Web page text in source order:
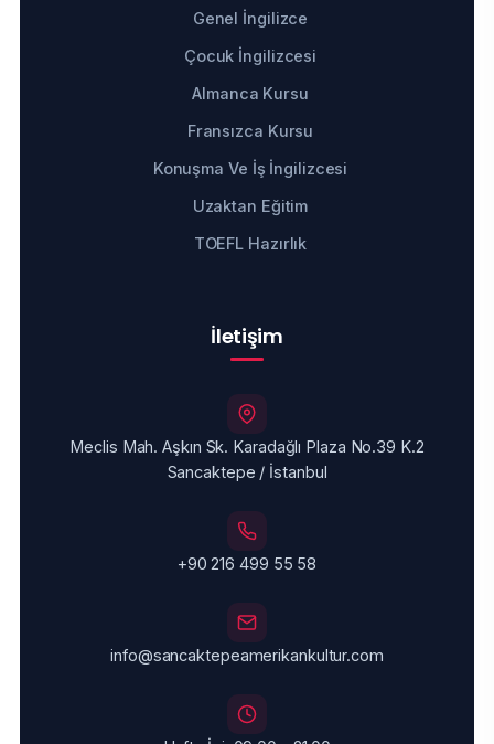
Genel İngilizce
Çocuk İngilizcesi
Almanca Kursu
Fransızca Kursu
Konuşma Ve İş İngilizcesi
Uzaktan Eğitim
TOEFL Hazırlık
İletişim
Meclis Mah. Aşkın Sk. Karadağlı Plaza No.39 K.2
Sancaktepe / İstanbul
+90 216 499 55 58
info@sancaktepeamerikankultur.com